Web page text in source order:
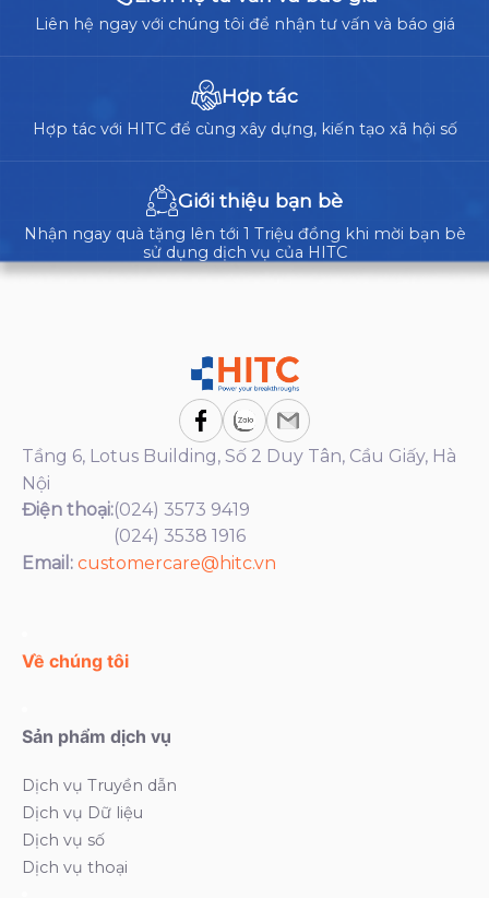
Liên hệ ngay với chúng tôi để nhận tư vấn và báo giá
Hợp tác
Hợp tác với HITC để cùng xây dựng, kiến tạo xã hội số
Giới thiệu bạn bè
Nhận ngay quà tặng lên tới 1 Triệu đồng khi mời bạn bè
sử dụng dịch vụ của HITC
Tầng 6, Lotus Building, Số 2 Duy Tân, Cầu Giấy, Hà
Nội
Điện thoại:(024) 3573 9419
(024) 3538 1916
Email: customercare@hitc.vn
Về chúng tôi
Sản phẩm dịch vụ
Dịch vụ Truyền dẫn
Dịch vụ Dữ liệu
Dịch vụ số
Dịch vụ thoại